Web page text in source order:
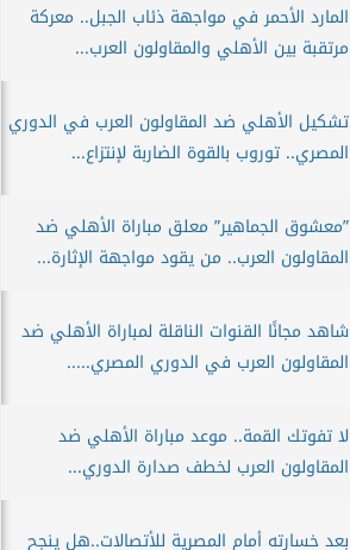
المارد الأحمر في مواجهة ذئاب الجبل.. معركة
مرتقبة بين الأهلي والمقاولون العرب...
تشكيل الأهلي ضد المقاولون العرب في الدوري
المصري.. توروب بالقوة الضاربة لإنتزاع...
”معشوق الجماهير” معلق مباراة الأهلي ضد
المقاولون العرب.. من يقود مواجهة الإثارة...
شاهد مجانًا القنوات الناقلة لمباراة الأهلي ضد
المقاولون العرب في الدوري المصري.....
لا تفوتك القمة.. موعد مباراة الأهلي ضد
المقاولون العرب لخطف صدارة الدوري...
بعد خسارته أمام المصرية للأتصالات..هل ينجح